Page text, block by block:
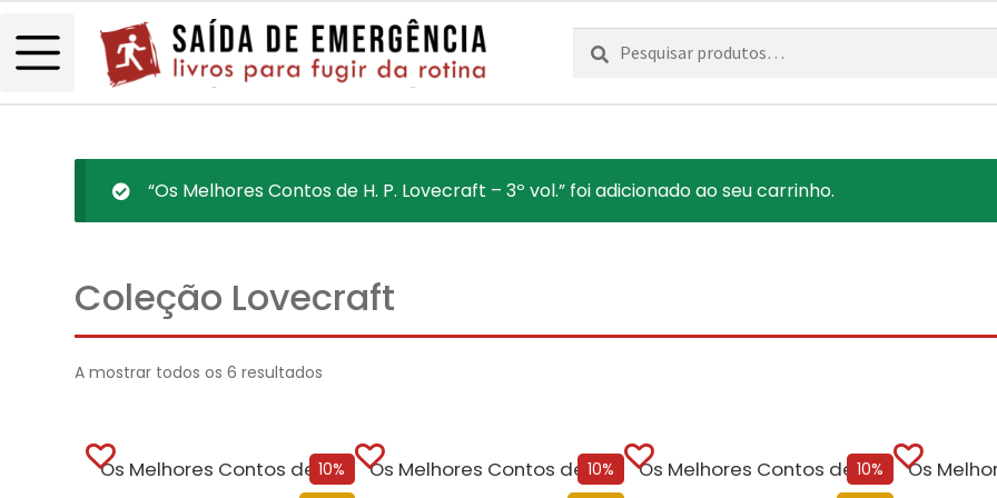
Pesquisar
por:
Pesquisa
“Os Melhores Contos de H. P. Lovecraft – 3º vol.” foi adicionado ao seu carrinho.
Coleção Lovecraft
A mostrar todos os 6 resultados
10%
Os Melhores Contos de H. P. Lovecraft – 7º vol.
10%
Os Melhores Contos de H. P. Lovecraft – 6º vol.
10%
Os Melhores Contos de H. P. Lovecraft – 4º vol.